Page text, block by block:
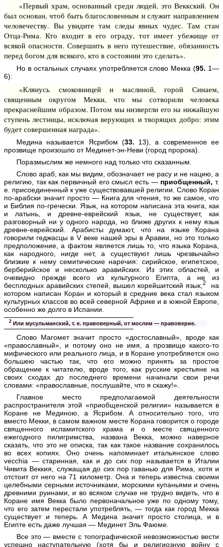
«Первый храм, основанный среди людей, это Веккский. Он
был основан, чтоб быть благословенным и служит направлением
человечеству. Вы увидите там следы явных чудес. Там стан
Отца-Рима. Кто входит в его ограду, тот имеет убежище от
всякой опасности. Совершить в него путешествие, обязанность
перед богом для всякого, кто в состоянии это сделать».
Но в остальных случаях употребляется слово Мекка (95. 1—
6):
«Клянусь смоковницей и маслиной, горой Синаем,
священным округом Мекки, что мы сотворили человека
прекраснейшим образом. Потом мы низвергли его на нижайшую
ступень лестницы, исключая верующих и творящих добро: этим
будет совершенная награда».
Медина называется Ясрибом (33. 13), а современное ее
прозвище произошло от Мединет-эн-Неви (город пророка).
Поразмыслим же немного над только что сказанным.
Слово араб, как мы видим, обозначает не расу и не нацию, а
религию, так как первичный его смысл есть — приобщенный, т.
е. присоединенный к уже существовавшей религии. Слово Коран
по-арабски значит просто — Книга для чтения, то же самое, что
и Библия по-гречески. Язык, на котором написана эта книга, как
и латынь, и древне-еврейский язык, не существует, как
разговорный ни у одного народа, но ближе других к нему язык
древне-еврейский. Арабисты думают, что на языке Корана
говорили геджасцы в V веке нашей эры в Аравии, но это только
предположение, а фактом является лишь то, что языка Корана,
как народного, нигде нет, а существуют лишь чрезвычайно
близкие к нему семитические наречия: сирийское, египетское,
берберийское и несколько аравийских. Из этих областей, и
очевидно прежде всего из культурного Египта, а не из
бесплодных аравийских степей, вышел корейшитский язык, 2
на
котором написан Коран и который в средние века стал языком
культурных классов во всей северной Африке и в южной Европе,
особенно же долго в Испании.
2 Или мусульманский, т. е. правоверный, от мослем — правоверие.
Слово Магомет значит просто «достославный», вроде как
«православный», и потому оно не имя, а прозвище какого-то
мифического или реального лица, и в Коране употребляется оно
большею частью так, что его можно принять за простое
обращение к читателю, вроде того, как русские крестьяне на
своих сходах до последнего времени начинали свои речи
словами: «православные, послушайте, что я скажу!».
Главное место предполагаемой деятельности
распространителя этой «приобщенской религии» называется в
Коране не Мединою, а Ясрибом. А относительно того, что
вместо Мекки, в самом важном месте Корана говорится о городе
священного исламитского храма и о месте священного
ежегодного пилигримства, названа Векка, можно наверное
сказать, что это не описка, так как такое название сохранилось
во всех копиях. Оно очень напоминает итальянское слово
vecchia — старинная, как и до сих пор называется в Италии
Чивита Веккия, служащая до сих пор гаванью для Рима, хотя и
отстоит от него на 71 километр. Она и теперь известна своими
целебными серными источниками, морскими купаньями и очень
древними руинами, и во всяком случае не трудно видеть, что в
Коране имя Векка было первоначальное уже по одному тому,
что его затем перестали употреблять, — тогда как город Мекка
существует и теперь. А Медина значит просто столица, и в
Египте есть даже лучшая — Мединет Эль Фаюме.
Все это — вместе с топографической невозможностью вести
успешно наступательную (хотя бы и религиозную войну с